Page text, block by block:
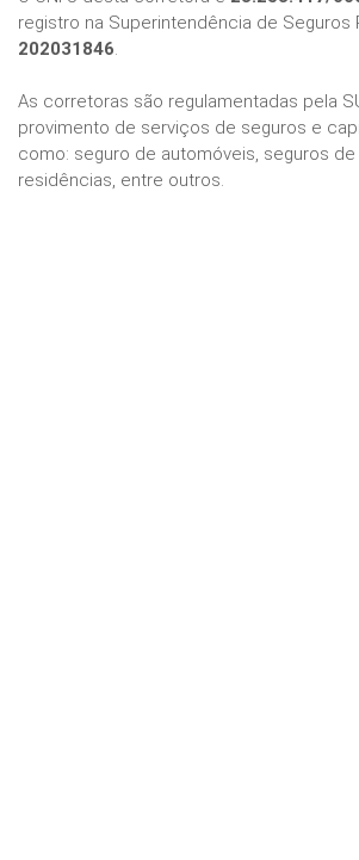
registro na Superintendência de Seguros
202031846.
As corretoras são regulamentadas pela
provimento de serviços de seguros e
como: seguro de automóveis, seguros
residências, entre outros.